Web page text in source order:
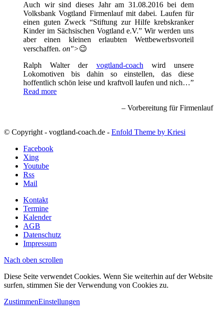
Auch wir sind dieses Jahr am 31.08.2016 bei dem
Volksbank Vogtland Firmenlauf mit dabei. Laufen für
einen guten Zweck “Stiftung zur Hilfe krebskranker
Kinder im Sächsischen Vogtland e.V.” Wir werden uns
aber einen kleinen erlaubten Wettbewerbsvorteil
verschaffen. on">😉
Ralph Walter der vogtland-coach wird unsere
Lokomotiven bis dahin so einstellen, das diese
hoffentlich schön leise und kraftvoll laufen und nich…
Read more
Vorbereitung für Firmenlauf
© Copyright - vogtland-coach.de - Enfold Theme by Kriesi
Facebook
Xing
Youtube
Rss
Mail
Kontakt
Termine
Kalender
AGB
Datenschutz
Impressum
Nach oben scrollen
Diese Seite verwendet Cookies. Wenn Sie weiterhin auf der Website
surfen, stimmen Sie der Verwendung von Cookies zu.
ZustimmenEinstellungen